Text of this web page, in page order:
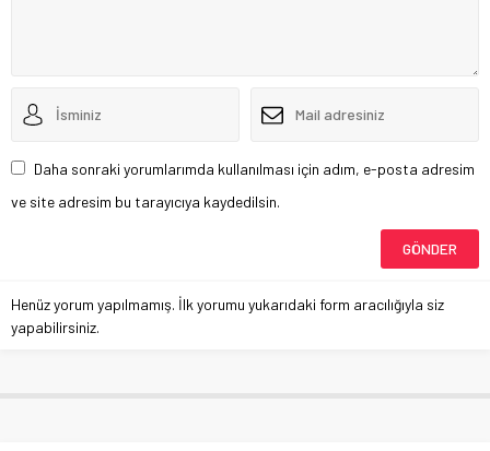
Daha sonraki yorumlarımda kullanılması için adım, e-posta adresim
ve site adresim bu tarayıcıya kaydedilsin.
Henüz yorum yapılmamış. İlk yorumu yukarıdaki form aracılığıyla siz
yapabilirsiniz.